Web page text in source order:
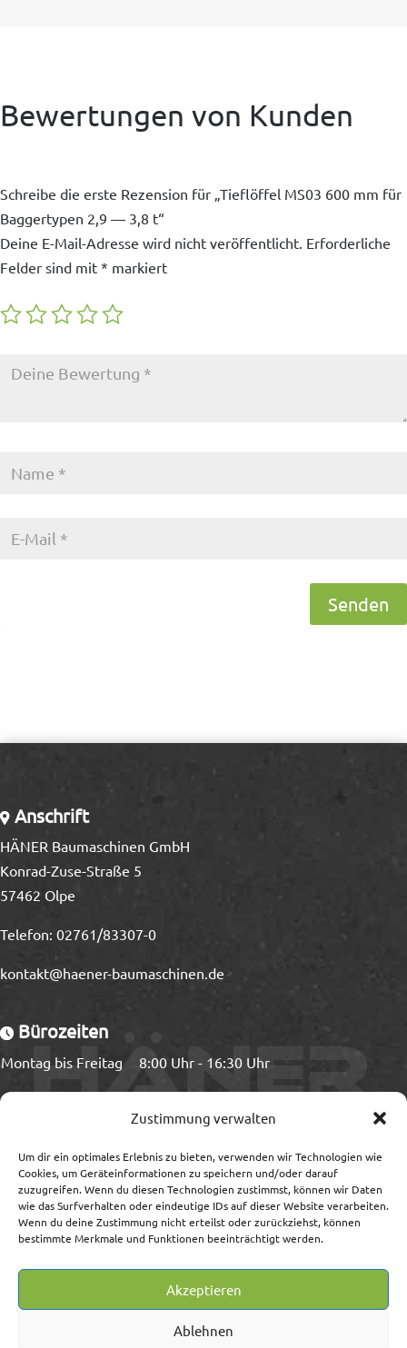
Zustimmung verwalten
Um dir ein optimales Erlebnis zu bieten, verwenden wir Technologien wie
Cookies, um Geräteinformationen zu speichern und/oder darauf
zuzugreifen. Wenn du diesen Technologien zustimmst, können wir Daten
wie das Surfverhalten oder eindeutige IDs auf dieser Website verarbeiten.
Wenn du deine Zustimmung nicht erteilst oder zurückziehst, können
bestimmte Merkmale und Funktionen beeinträchtigt werden.
Akzeptieren
Ablehnen
Bewertungen von Kunden
Schreibe die erste Rezension für „Tieflöffel MS03 600 mm für
Baggertypen 2,9 — 3,8 t“
Deine E-Mail-Adresse wird nicht veröffentlicht. Erforderliche
Felder sind mit * markiert
Senden
Anschrift
HÄNER Baumaschinen GmbH
Konrad-Zuse-Straße 5
57462 Olpe
Telefon: 02761/83307-0
kontakt@haener-baumaschinen.de
Bürozeiten
Montag bis Freitag 8:00 Uhr - 16:30 Uhr
Montag bis Freitag 8:00 Uhr - 15:00 Uhr
Information
Impressum/Streitschlichtung
AGB